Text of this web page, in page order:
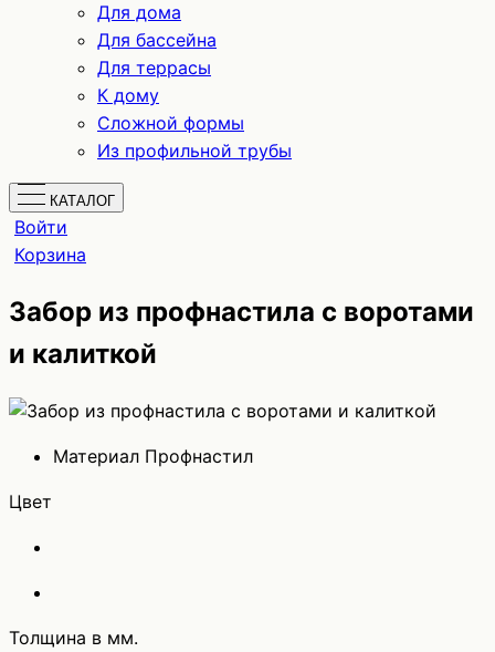
Для дома
Для бассейна
Для террасы
К дому
Сложной формы
Из профильной трубы
КАТАЛОГ
Войти
Корзина
Забор из профнастила с воротами
и калиткой
Материал Профнастил
Цвет
Толщина в мм.